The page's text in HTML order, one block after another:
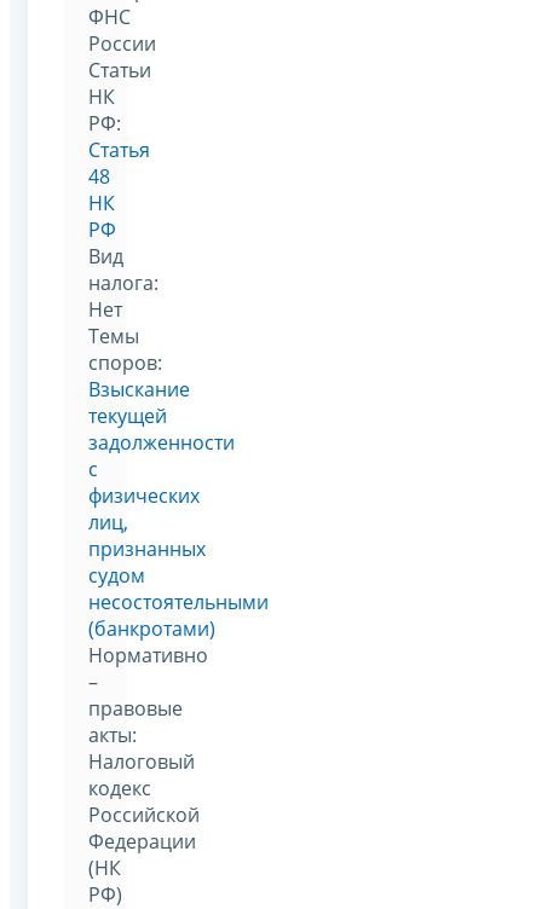
ФНС
России
Статьи
НК
РФ:
Статья
48
НК
РФ
Вид
налога:
Нет
Темы
споров:
Взыскание
текущей
задолженности
с
физических
лиц,
признанных
судом
несостоятельными
(банкротами)
Нормативно
–
правовые
акты:
Налоговый
кодекс
Российской
Федерации
(НК
РФ)